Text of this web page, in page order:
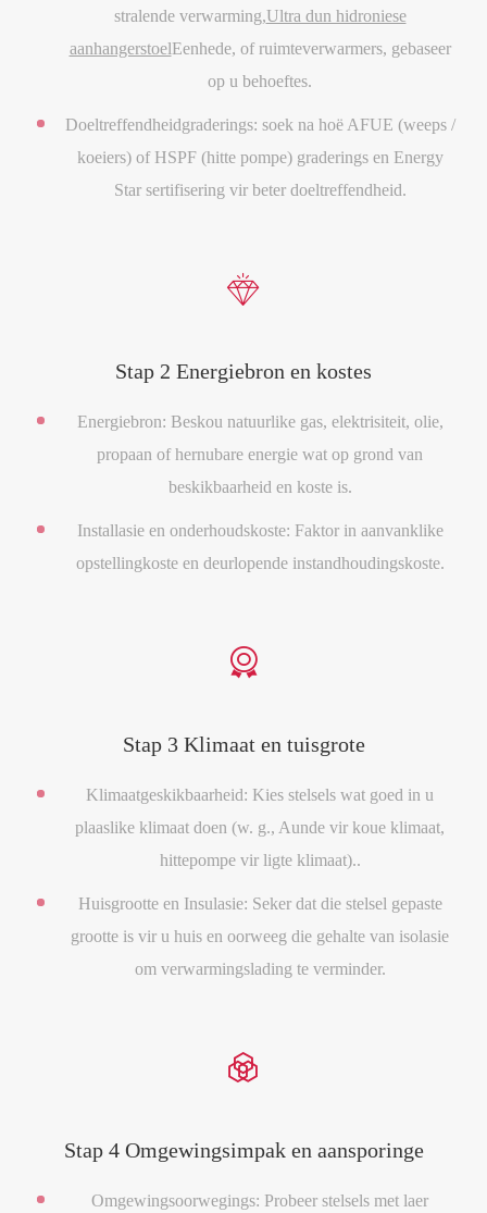
stralende verwarming,Ultra dun hidroniese
aanhangerstoelEenhede, of ruimteverwarmers, gebaseer
op u behoeftes.
Doeltreffendheidgraderings: soek na hoë AFUE (weeps /
koeiers) of HSPF (hitte pompe) graderings en Energy
Star sertifisering vir beter doeltreffendheid.

Stap 2 Energiebron en kostes
Energiebron: Beskou natuurlike gas, elektrisiteit, olie,
propaan of hernubare energie wat op grond van
beskikbaarheid en koste is.
Installasie en onderhoudskoste: Faktor in aanvanklike
opstellingkoste en deurlopende instandhoudingskoste.

Stap 3 Klimaat en tuisgrote
Klimaatgeskikbaarheid: Kies stelsels wat goed in u
plaaslike klimaat doen (w. g., Aunde vir koue klimaat,
hittepompe vir ligte klimaat)..
Huisgrootte en Insulasie: Seker dat die stelsel gepaste
grootte is vir u huis en oorweeg die gehalte van isolasie
om verwarmingslading te verminder.

Stap 4 Omgewingsimpak en aansporinge
Omgewingsoorwegings: Probeer stelsels met laer